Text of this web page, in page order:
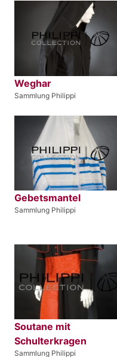
Weghar
Sammlung Philippi
Gebetsmantel
Sammlung Philippi
Soutane mit
Schulterkragen
Sammlung Philippi